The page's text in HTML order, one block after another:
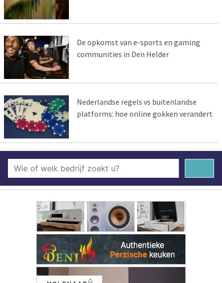
De opkomst van e-sports en gaming
communities in Den Helder
Nederlandse regels vs buitenlandse
platforms: hoe online gokken verandert